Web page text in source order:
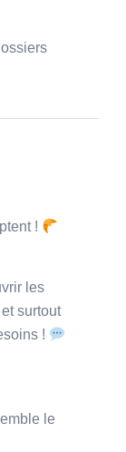
!
les
surtout
!
le